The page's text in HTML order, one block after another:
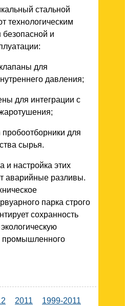
стальной
технологическим
и
для
давления;
для интеграции с
для
сырья.
и настройка этих
аварийные разливы.
парка строго
сохранность
промышленного
2011
1999-2011